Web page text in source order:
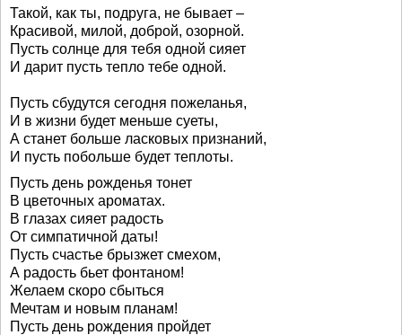
Такой, как ты, подруга, не бывает –
Красивой, милой, доброй, озорной.
Пусть солнце для тебя одной сияет
И дарит пусть тепло тебе одной.
Пусть сбудутся сегодня пожеланья,
И в жизни будет меньше суеты,
А станет больше ласковых признаний,
И пусть побольше будет теплоты.
Пусть день рожденья тонет
В цветочных ароматах.
В глазах сияет радость
От симпатичной даты!
Пусть счастье брызжет смехом,
А радость бьет фонтаном!
Желаем скоро сбыться
Мечтам и новым планам!
Пусть день рождения пройдет